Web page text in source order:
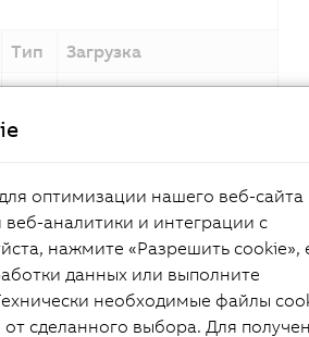
Тип
Загрузка
ZIP
AS_6.5.0.306_Install.zip
ZIP
AS_6.3.4.31_Install.zip
Тип
Загрузка
оптимизации нашего веб-сайта
веб-аналитики и интеграции с
нажмите «Разрешить cookie»,
данных или выполните
необходимые файлы
сделанного выбора. Для